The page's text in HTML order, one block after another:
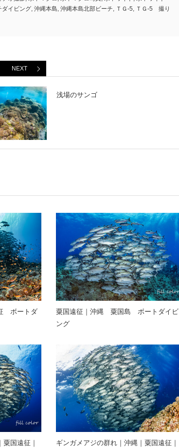
ダイビング, 沖縄本島, 沖縄本島北部ビーチ, ＴＧ-5, ＴＧ-5 撮り
NEXT
浅場のサンゴ
ボートダ
粟国遠征｜沖縄 粟国島 ボートダイビ
ング
国遠征｜
ギンガメアジの群れ｜沖縄｜粟国遠征｜